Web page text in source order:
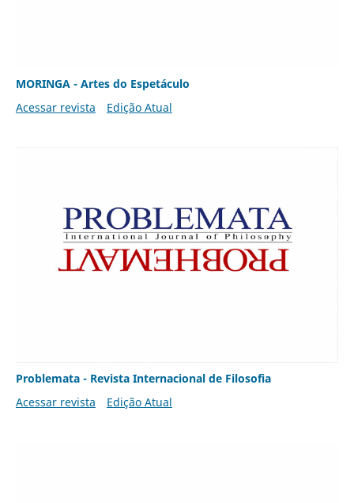
MORINGA - Artes do Espetáculo
Acessar revista
Edição Atual
Problemata - Revista Internacional de Filosofia
Acessar revista
Edição Atual